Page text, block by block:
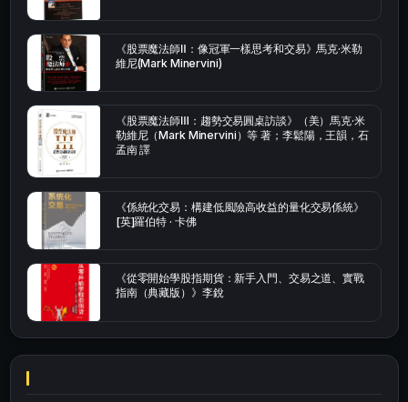
《股票魔法師Ⅱ：像冠軍一樣思考和交易》馬克·米勒
維尼(Mark Minervini)
《股票魔法師Ⅲ：趨勢交易圓桌訪談》（美）馬克·米
勒維尼（Mark Minervini）等 著；李鬆陽，王韻，石
孟南 譯
《係統化交易：構建低風險高收益的量化交易係統》
[英]羅伯特 · 卡佛
《從零開始學股指期貨：新手入門、交易之道、實戰
指南（典藏版）》李銳